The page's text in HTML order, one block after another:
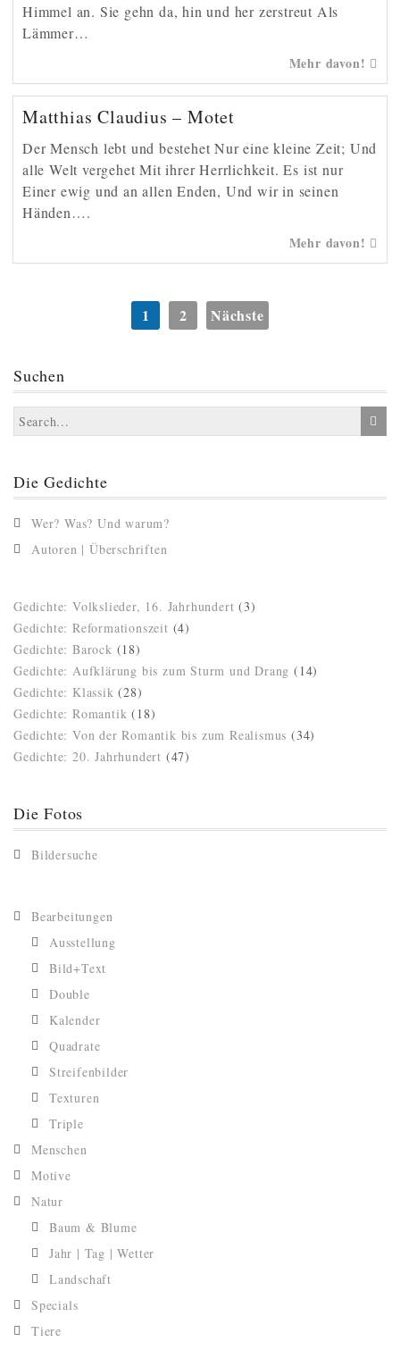
Himmel an. Sie gehn da, hin und her zerstreut Als
Lämmer…
Mehr davon!
Matthias Claudius – Motet
Der Mensch lebt und bestehet Nur eine kleine Zeit; Und
alle Welt vergehet Mit ihrer Herrlichkeit. Es ist nur
Einer ewig und an allen Enden, Und wir in seinen
Händen….
Mehr davon!
Seitennummerierung
1 2 Nächste
Suchen
Die Gedichte
Wer? Was? Und warum?
Autoren | Überschriften
Gedichte: Volkslieder, 16. Jahrhundert (3)
Gedichte: Reformationszeit (4)
Gedichte: Barock (18)
Gedichte: Aufklärung bis zum Sturm und Drang (14)
Gedichte: Klassik (28)
Gedichte: Romantik (18)
Gedichte: Von der Romantik bis zum Realismus (34)
Gedichte: 20. Jahrhundert (47)
Die Fotos
Bildersuche
Bearbeitungen
Ausstellung
Bild+Text
Double
Kalender
Quadrate
Streifenbilder
Texturen
Triple
Menschen
Motive
Natur
Baum & Blume
Jahr | Tag | Wetter
Landschaft
Specials
Tiere